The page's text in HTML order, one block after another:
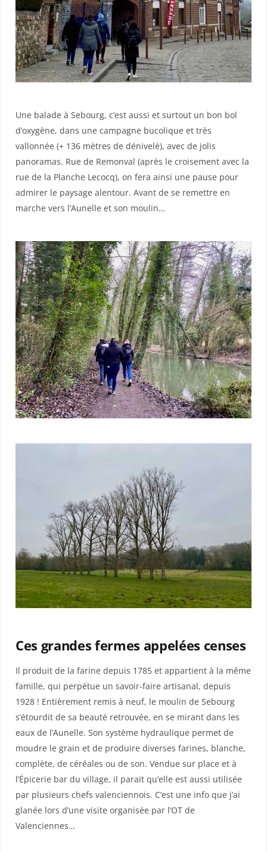
Une balade à Sebourg, c’est aussi et surtout un bon bol
d’oxygène, dans une campagne bucolique et très
vallonnée (+ 136 mètres de dénivelé), avec de jolis
panoramas. Rue de Remonval (après le croisement avec la
rue de la Planche Lecocq), on fera ainsi une pause pour
admirer le paysage alentour. Avant de se remettre en
marche vers l’Aunelle et son moulin…
Ces grandes fermes appelées censes
Il produit de la farine depuis 1785 et appartient à la même
famille, qui perpétue un savoir-faire artisanal, depuis
1928 ! Entièrement remis à neuf, le moulin de Sebourg
s’étourdit de sa beauté retrouvée, en se mirant dans les
eaux de l’Aunelle. Son système hydraulique permet de
moudre le grain et de produire diverses farines, blanche,
complète, de céréales ou de son. Vendue sur place et à
l’Épicerie bar du village, il parait qu’elle est aussi utilisée
par plusieurs chefs valenciennois. C’est une info que j’ai
glanée lors d’une visite organisée par l’OT de
Valenciennes…